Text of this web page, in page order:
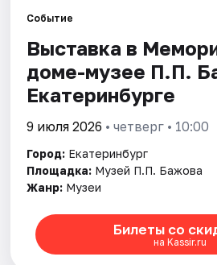
Событие
Выставка в
доме-музее П.П.
Екатеринбурге
9 июля 2026 • четверг • 10:00
Город: Екатеринбург
Площадка: Музей П.П. Бажова
Жанр: Музеи
Билеты со
на Kassir.ru